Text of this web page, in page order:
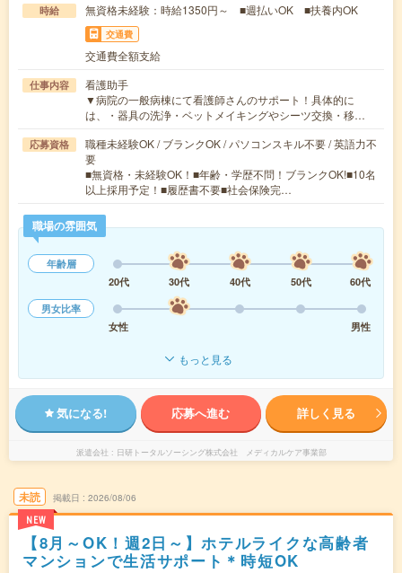
時給 無資格未経験：時給1350円～ ■週払いOK ■扶養内OK
交通費
交通費全額支給
仕事内容
看護助手
▼病院の一般病棟にて看護師さんのサポート！具体的に
は、・器具の洗浄・ベットメイキングやシーツ交換・移…
応募資格
職種未経験OK / ブランクOK / パソコンスキル不要 / 英語力不
要
■無資格・未経験OK！■年齢・学歴不問！ブランクOK!■10名
以上採用予定！■履歴書不要■社会保険完…
職場の雰囲気
年齢層
20代
30代 40代 50代
60代
男女比率
女性
男性
もっと見る
気になる! 応募へ進む 詳しく見る
派遣会社 日研トータルソーシング株式会社 メディカルケア事業部
未読
NEW
掲載日 2026/08/06
【8月～OK！週2日～】ホテルライクな高齢者
マンションで生活サポート＊時短OK